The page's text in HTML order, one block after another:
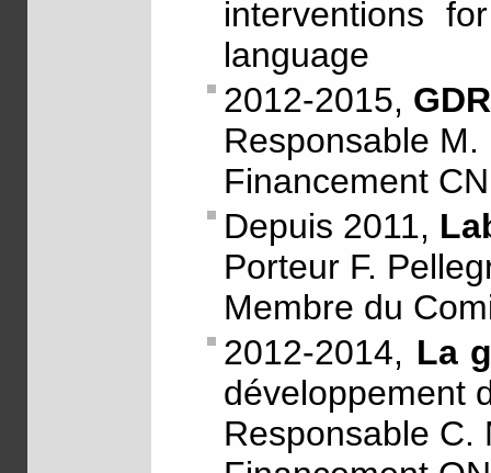
interventions
language
2012-2015,
Responsable M.
Financement
Depuis 2011,
Porteur F.
Membre du
2012-2014, La
développement
Responsable C.